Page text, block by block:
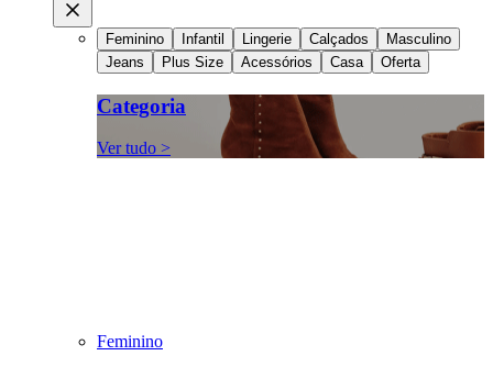
Feminino Infantil Lingerie Calçados
Masculino
Jeans
Plus Size Acessórios Casa Oferta
Categoria
Ver tudo >
Feminino